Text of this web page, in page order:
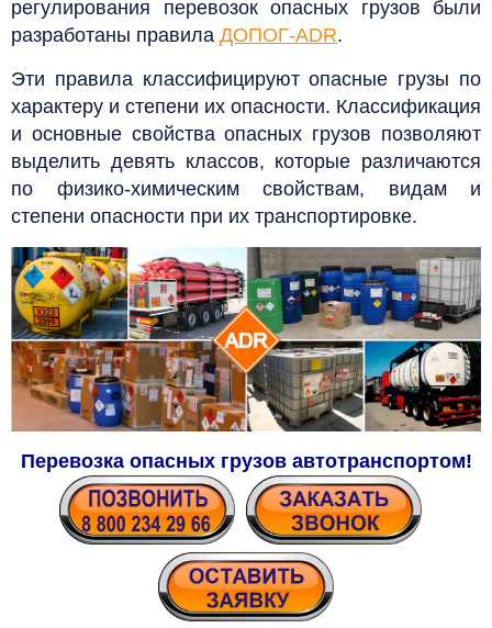
регулирования перевозок опасных грузов были
разработаны правила ДОПОГ-ADR.
Эти правила классифицируют опасные грузы по
характеру и степени их опасности. Классификация
и основные свойства опасных грузов позволяют
выделить девять классов, которые различаются
по физико-химическим свойствам, видам и
степени опасности при их транспортировке.
Перевозка опасных грузов автотранспортом!